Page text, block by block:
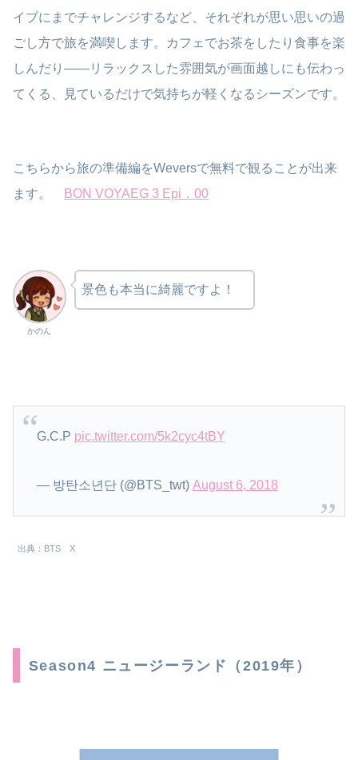
イブにまでチャレンジするなど、それぞれが思い思いの過
ごし方で旅を満喫します。カフェでお茶をしたり食事を楽
しんだり——リラックスした雰囲気が画面越しにも伝わっ
てくる、見ているだけで気持ちが軽くなるシーズンです。
こちらから旅の準備編をWeversで無料で観ることが出来
ます。
BON VOYAEG 3 Epi．00
かのん
景色も本当に綺麗ですよ！
G.C.P pic.twitter.com/5k2cyc4tBY
— 방탄소년단 (@BTS_twt) August 6, 2018
出典：BTS X
Season4 ニュージーランド（2019年）